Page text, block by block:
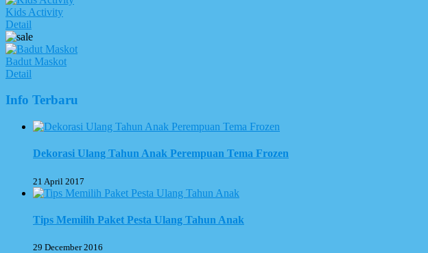
Kids Activity
Detail
Badut Maskot
Detail
Info Terbaru
Dekorasi Ulang Tahun Anak Perempuan Tema Frozen
21 April 2017
Tips Memilih Paket Pesta Ulang Tahun Anak
29 December 2016